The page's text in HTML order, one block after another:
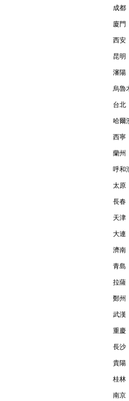
成
廈
西
昆
瀋
烏
台
哈
西
蘭
呼
太
長
天
大
濟
青
拉
鄭
武
重
長
貴
桂
南